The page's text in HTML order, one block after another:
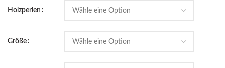
Holzperlen
Größe